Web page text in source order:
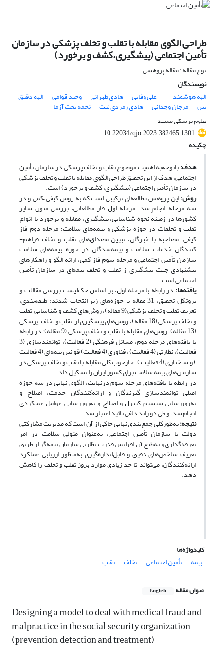
طراحی الگوی مقابله با تقلب و تخلف پزشکی در سازمان
تأمین اجتماعی (پیشگیری،کشف و برخورد)
نوع مقاله : مقاله پژوهشی
نویسندگان
الهه هوشمند
علی وفایی هادی طهرانی وحید قوامی الهه دقیق
بین مرجان وجدانی هادی زمردی نیت
نجمه بخت آزما
علوم پزشکی مشهد
10.22034/qjo.2023.382465.1301
چکیده
هدف:با‌توجه‌به اهمیت موضوع تقلب و تخلف پزشکی در سازمان تأمین
اجتماعی، هدف از این تحقیق طراحی الگوی مقابله با تقلب و تخلف پزشکی
در سازمان تأمین اجتماعی (پیشگیری، کشف و برخورد) است.
روش:این پژوهش مطالعه‌ای ترکیبی است که به روش کیفی –کمی و در
سه مرحله انجام شد. مرحله اول فاز مطالعاتی، بررسی متون سایر
کشورها در زمینهٔ نحوه شناسایی، پیشگیری، مقابله و برخورد با انواع
تقلب و تخلفات در حوزه پزشکی و بیمه‌­های سلامت؛ مرحله دوم فاز
کیفی، مصاحبه با خبرگان، تبیین مصداق­‌های تقلب و تخلف فراهم‌­­
کنندگان خدمات سلامت و بیمه­‌شدگان در حوزه بیمه‌­های سلامت
سازمان تأمین اجتماعی و مرحله سوم فاز کمی، ارائه الگو و راهکارهای
پیشنهادی جهت پیشگیری از تقلب و تخلف بیمه­‌ای در سازمان تأمین
اجتماعی است.
یافته‌ها: در رابطه با مرحله اول، بر اساس چک‌لیست بررسی مقالات و
پروتکل تحقیق، 31 مقاله با حوزه‌های زیر انتخاب شدند: طبقه‌بندی،
تعریف تقلب و تخلف پزشکی (9 مقاله)، روش‌های کشف و شناسایی تقلب
و تخلف پزشکی (18 مقاله)، روش‌های پیشگیری از تقلب و تخلف پزشکی
(13 مقاله)، روش‌های مقابله با تقلب و تخلف پزشکی (9 مقاله)؛ در رابطه
با یافته‌های مرحله دوم، مسائل فرهنگی (2 فعالیت)، توانمندسازی (3
فعالیت)، نظارتی (4 فعالیت) ، فناوری (4 فعالیت) قوانین بیمه‌ای (4 فعالیت
) و ساختاری (4 فعالیت )، چارچوب کلی مقابله با تقلب و تخلف پزشکی در
سازمان‌های بیمه سلامت برای کشور ایران را تشکیل داد.
در رابطه با یافته‌های مرحله سوم درنهایت، الگوی نهایی در سه حوزه
اصلی توانمندسازی گیرندگان و ارائه‌کنندگان خدمت، اصلاح و
به‌روزرسانی سیستم کنترل و اصلاح و به‌روزرسانی عوامل عملکردی
انجام شد، و طی دو راند دلفی تائید اعتبار شد.
نتیجه:به‌طورکلی جمع‌­بندی نهایی حاکی از آن است که مدیریت مشارکتی
دولت با سازمان تأمین اجتماعی، به‌عنوان متولی سلامت در امر
تعرفه‌گذاری و به‌طبع آن افزایش قدرت نظارتی سازمان بیمه­‌گر از طریق
تعریف شاخص­‌های دقیق و قابل‌اندازه‌گیری به‌منظور ارزیابی عملکرد
ارائه­‌کنندگان، می‌­تواند تا حد زیادی موارد بروز تقلب و تخلف را کاهش
دهد.
کلیدواژه‌ها
بیمه
تأمین اجتماعی تخلف تقلب
عنوان مقاله English
Designing a model to deal with medical fraud and
malpractice in the social security organization
(prevention, detection and treatment)